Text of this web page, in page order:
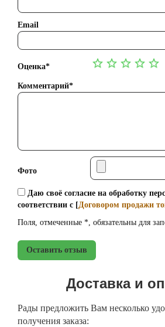
Email
Оценка*
Комментарий*
Фото
Даю своё согласие на обработку
соответствии с [Договором продажи
Поля, отмеченные *, обязательны для
Оставить отзыв
Доставка и
Рады предложить Вам несколько
получения заказа: